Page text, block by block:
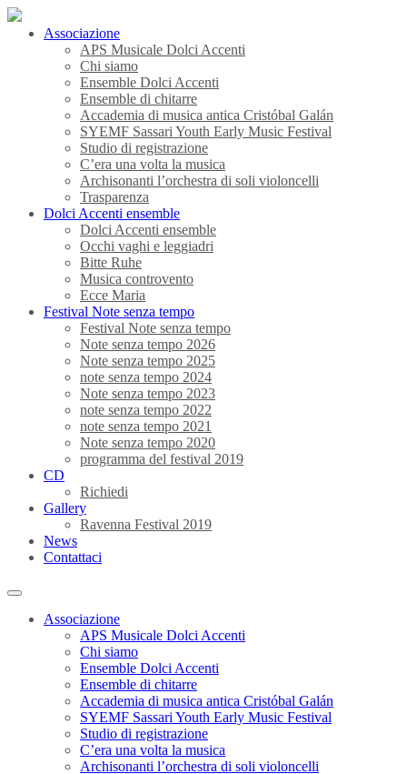
Associazione
APS Musicale Dolci Accenti
Chi siamo
Ensemble Dolci Accenti
Ensemble di chitarre
Accademia di musica antica Cristóbal Galán
SYEMF Sassari Youth Early Music Festival
Studio di registrazione
C’era una volta la musica
Archisonanti l’orchestra di soli violoncelli
Trasparenza
Dolci Accenti ensemble
Dolci Accenti ensemble
Occhi vaghi e leggiadri
Bitte Ruhe
Musica controvento
Ecce Maria
Festival Note senza tempo
Festival Note senza tempo
Note senza tempo 2026
Note senza tempo 2025
note senza tempo 2024
Note senza tempo 2023
note senza tempo 2022
note senza tempo 2021
Note senza tempo 2020
programma del festival 2019
CD
Richiedi
Gallery
Ravenna Festival 2019
News
Contattaci
Associazione
APS Musicale Dolci Accenti
Chi siamo
Ensemble Dolci Accenti
Ensemble di chitarre
Accademia di musica antica Cristóbal Galán
SYEMF Sassari Youth Early Music Festival
Studio di registrazione
C’era una volta la musica
Archisonanti l’orchestra di soli violoncelli